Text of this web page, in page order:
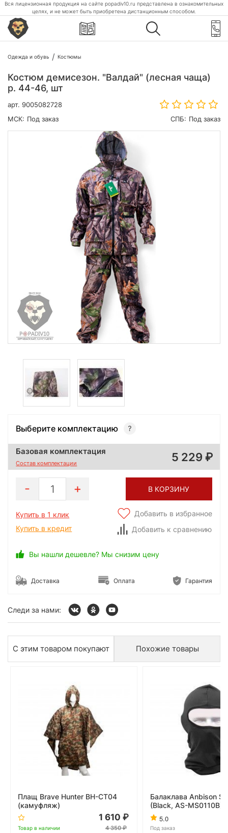
Вся лицензионная продукция на сайте popadiv10.ru представлена в ознакомительных
целях, и не может быть приобретена дистанционным способом.
Одежда и обувь Костюмы
Костюм демисезон. "Валдай" (лесная чаща)
р. 44-46, шт
арт. 9005082728
МСК: Под заказ СПБ: Под заказ
Выберите комплектацию
Базовая комплектация
Состав комплектации 5 229
1 В КОРЗИНУ
Купить в 1 клик
Купить в кредит
Добавить в избранное
Добавить к сравнению
Вы нашли дешевле? Мы снизим цену
Доставка Оплата Гарантия
Следи за нами:
С этим товаром покупают Похожие товары
Плащ Brave Hunter BH-CT04
(камуфляж)
Товар в наличии
1 610
4 350
Балаклава Anbison
(Black, AS-MS0110B)
5.0
Под заказ